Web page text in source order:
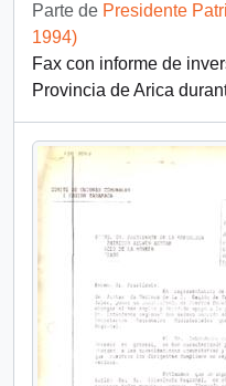
Parte de Presidente
1994)
Fax con informe de
Provincia de Arica